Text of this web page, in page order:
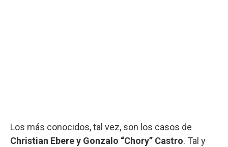
Los más conocidos, tal vez, son los casos de
Christian Ebere y Gonzalo “Chory” Castro. Tal y